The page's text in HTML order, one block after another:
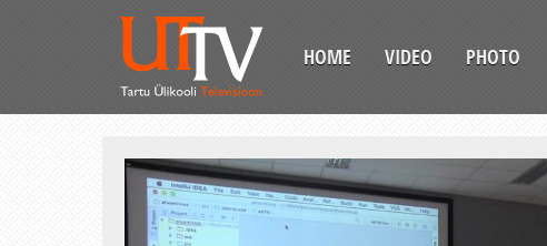
HOME VIDEO PHOTO